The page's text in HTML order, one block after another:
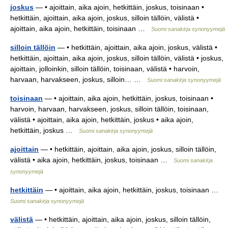
joskus — • ajoittain, aika ajoin, hetkittäin, joskus, toisinaan •
hetkittäin, ajoittain, aika ajoin, joskus, silloin tällöin, välistä •
ajoittain, aika ajoin, hetkittäin, toisinaan …
Suomi sanakirja synonyymejä
silloin tällöin — • hetkittäin, ajoittain, aika ajoin, joskus, välistä •
hetkittäin, ajoittain, aika ajoin, joskus, silloin tällöin, välistä • joskus,
ajoittain, jolloinkin, silloin tällöin, toisinaan, välistä • harvoin,
harvaan, harvakseen, joskus, silloin… …
Suomi sanakirja synonyymejä
toisinaan — • ajoittain, aika ajoin, hetkittäin, joskus, toisinaan •
harvoin, harvaan, harvakseen, joskus, silloin tällöin, toisinaan,
välistä • ajoittain, aika ajoin, hetkittäin, joskus • aika ajoin,
hetkittäin, joskus …
Suomi sanakirja synonyymejä
ajoittain — • hetkittäin, ajoittain, aika ajoin, joskus, silloin tällöin,
välistä • aika ajoin, hetkittäin, joskus, toisinaan …
Suomi sanakirja
synonyymejä
hetkittäin — • ajoittain, aika ajoin, hetkittäin, joskus, toisinaan …
Suomi sanakirja synonyymejä
välistä — • hetkittäin, ajoittain, aika ajoin, joskus, silloin tällöin,